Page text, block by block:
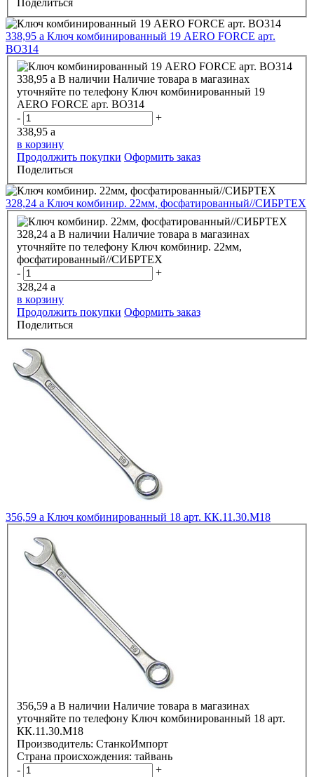
338,95 a Ключ комбинированный 19 АERO FORCE арт.
ВО314
338,95 a В наличии Наличие товара в магазинах
уточняйте по телефону Ключ комбинированный 19
АERO FORCE арт. ВО314
-
+
338,95 a
в корзину
Продолжить покупки Оформить заказ
Поделиться
328,24 a Ключ комбинир. 22мм, фосфатированный//СИБРТЕХ
328,24 a В наличии Наличие товара в магазинах
уточняйте по телефону Ключ комбинир. 22мм,
фосфатированный//СИБРТЕХ
-
+
328,24 a
в корзину
Продолжить покупки Оформить заказ
Поделиться
356,59 a Ключ комбинированный 18 арт. КК.11.30.М18
356,59 a В наличии Наличие товара в магазинах
уточняйте по телефону Ключ комбинированный 18 арт.
КК.11.30.М18
Производитель: СтанкоИмпорт
Страна происхождения: тайвань
-
+